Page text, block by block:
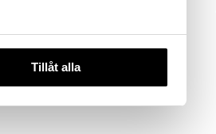
Tillåt alla